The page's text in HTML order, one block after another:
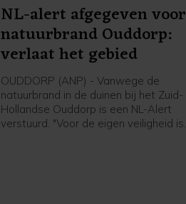
NL-alert afgegeven voor
natuurbrand Ouddorp:
verlaat het gebied
OUDDORP (ANP) - Vanwege de
natuurbrand in de duinen bij het Zuid-
Hollandse Ouddorp is een NL-Alert
verstuurd. "Voor de eigen veiligheid is